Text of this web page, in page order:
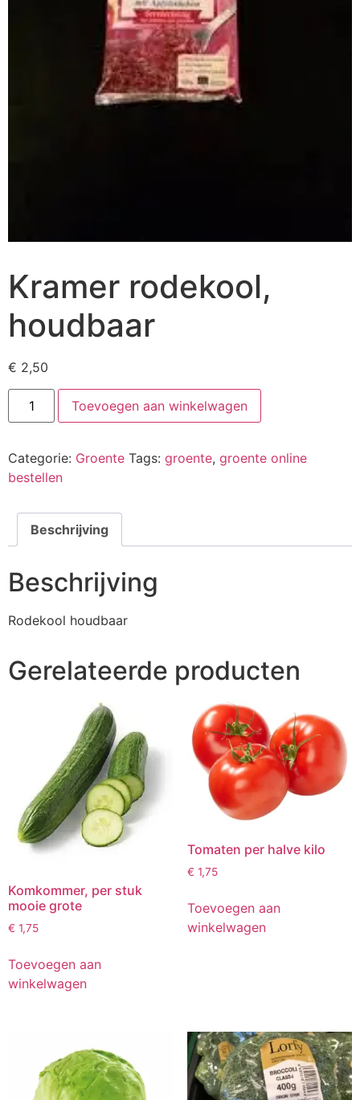
Kramer rodekool,
houdbaar
€ 2,50
Toevoegen aan winkelwagen
Categorie: Groente Tags: groente, groente online
bestellen
Beschrijving
Beschrijving
Rodekool houdbaar
Gerelateerde producten
Komkommer, per stuk
mooie grote
€ 1,75
Toevoegen aan
winkelwagen
Tomaten per halve kilo
€ 1,75
Toevoegen aan
winkelwagen